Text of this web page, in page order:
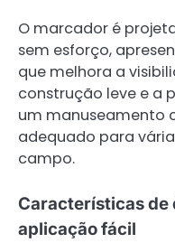
O marcador é
sem esforço,
que melhora a
construção leve e a
um manuseamento
adequado para
campo.
Características de
aplicação fácil